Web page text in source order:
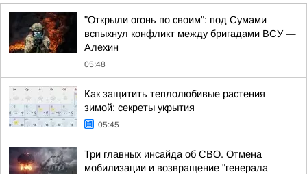
"Открыли огонь по своим": под Сумами
вспыхнул конфликт между бригадами ВСУ —
Алехин
05:48
Как защитить теплолюбивые растения
зимой: секреты укрытия
05:45
Три главных инсайда об СВО. Отмена
мобилизации и возвращение "генерала